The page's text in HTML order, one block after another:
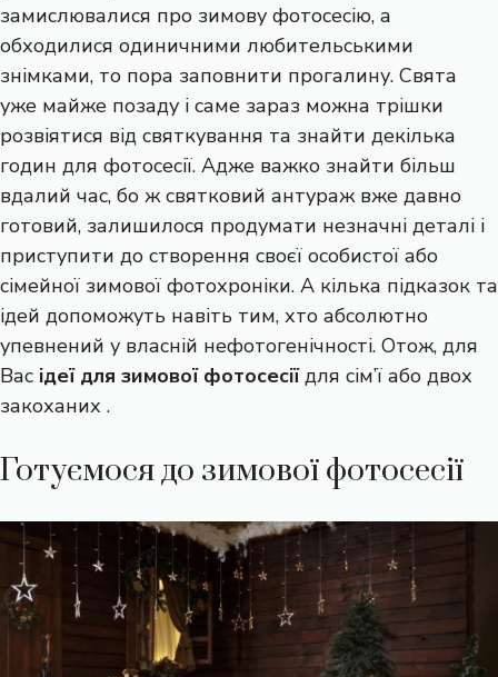
замислювалися про зимову фотосесію, а
обходилися одиничними любительськими
знімками, то пора заповнити прогалину. Свята
уже майже позаду і саме зараз можна трішки
розвіятися від святкування та знайти декілька
годин для фотосесії. Адже важко знайти більш
вдалий час, бо ж святковий антураж вже давно
готовий, залишилося продумати незначні деталі і
приступити до створення своєї особистої або
сімейної зимової фотохроніки. А кілька підказок та
ідей допоможуть навіть тим, хто абсолютно
упевнений у власній нефотогенічності. Отож, для
Вас ідеї для зимової фотосесіїдля сім’ї або двох
закоханих .
Готуємося до зимової фотосесії